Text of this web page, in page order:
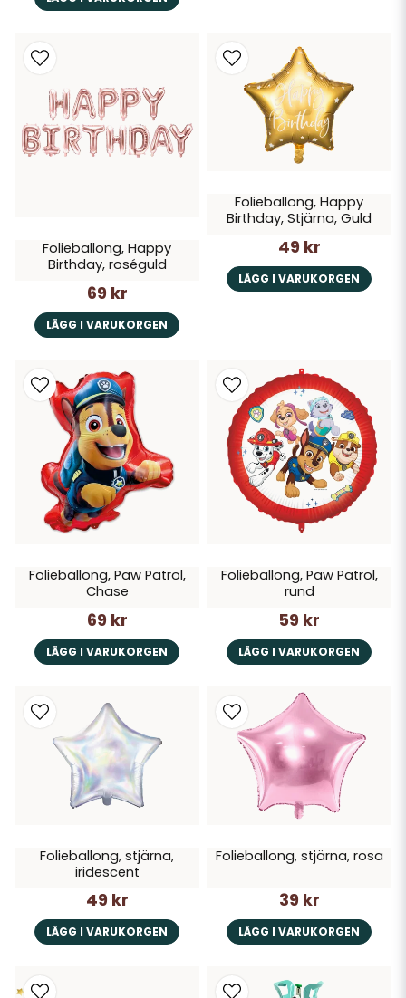
Folieballong, Happy
Birthday, roséguld
69 kr
LÄGG I VARUKORGEN
Folieballong, Happy
Birthday, Stjärna, Guld
49 kr
LÄGG I VARUKORGEN
Folieballong, Paw Patrol,
Chase
69 kr
LÄGG I VARUKORGEN
Folieballong, Paw Patrol,
rund
59 kr
LÄGG I VARUKORGEN
Folieballong, stjärna,
iridescent
49 kr
LÄGG I VARUKORGEN
Folieballong, stjärna, rosa
39 kr
LÄGG I VARUKORGEN